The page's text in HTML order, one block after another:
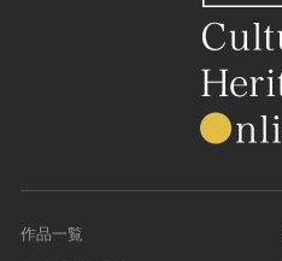
作品一覧